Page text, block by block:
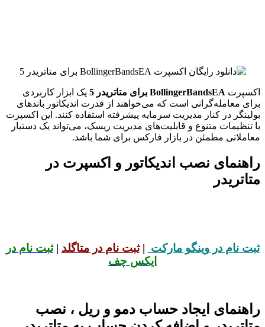
اکسپرت BollingerBandsEA برای متاتریدر 5
یک ابزار کاربردی
برای معامله‌گرانی است که می‌خواهند از قدرت اندیکاتور باندهای
بولینگر در کنار مدیریت سرمایه پیشرفته استفاده کنند. این اکسپرت
با تنظیمات متنوع و قابلیت‌های مدیریت ریسک، می‌تواند یک دستیار
معاملاتی مطمئن در بازار فارکس برای شما باشد.
راهنمای نصب اندیکاتور و اکسپرت در
متاتریدر
ثبت نام در وینگو مارکت |ثبت نام در متاگلد |ثبت نام در
ایکس چف
راهنمای ایجاد حساب دمو و ریل ، نصب